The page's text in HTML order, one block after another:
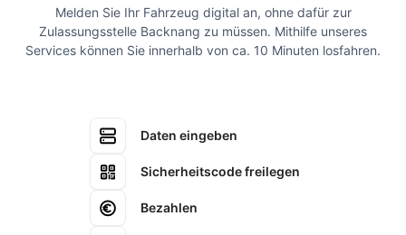
Melden Sie Ihr Fahrzeug digital an, ohne dafür zur
Zulassungsstelle Backnang zu müssen. Mithilfe unseres
Services können Sie innerhalb von ca. 10 Minuten losfahren.
Daten eingeben
Sicherheitscode freilegen
Bezahlen